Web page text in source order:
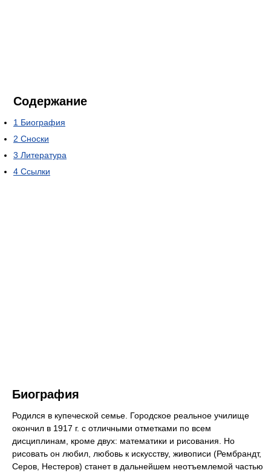
Содержание
1 Биография
2 Сноски
3 Литература
4 Ссылки
Биография
Родился в купеческой семье. Городское реальное училище
окончил в 1917 г. с отличными отметками по всем
дисциплинам, кроме двух: математики и рисования. Но
рисовать он любил, любовь к искусству, живописи (Рембрандт,
Серов, Нестеров) станет в дальнейшем неотъемлемой частью